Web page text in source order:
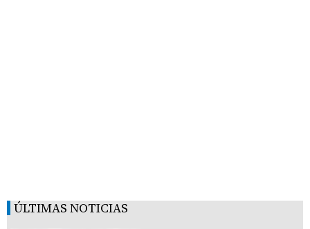
ÚLTIMAS NOTICIAS